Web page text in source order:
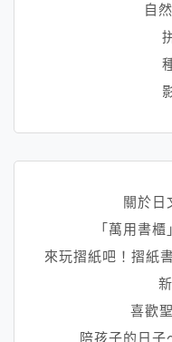
自
關於日
「萬用書
來玩摺紙吧！摺紙
喜歡
陪孩子的日子